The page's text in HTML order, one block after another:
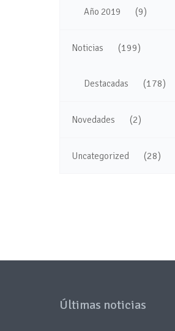
Año 2019 (9)
Noticias (199)
Destacadas (178)
Novedades (2)
Uncategorized (28)
Últimas noticias